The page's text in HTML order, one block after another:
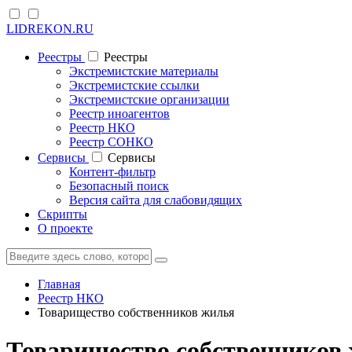
LIDREKON.RU
Реестры
Реестры
Экстремистские материалы
Экстремистские ссылки
Экстремистские организации
Реестр иноагентов
Реестр НКО
Реестр СОНКО
Cервисы
Cервисы
Контент-фильтр
Безопасный поиск
Версия сайта для слабовидящих
Скрипты
О проекте
Главная
Реестр НКО
Товарищество собственников жилья